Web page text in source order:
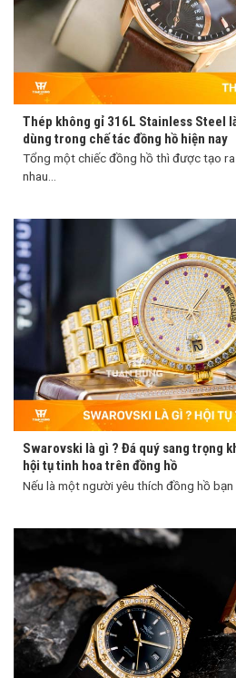
Thép không gỉ 316L Stainless Steel
dùng trong chế tác đồng hồ hiện nay
Tổng một chiếc đồng hồ thì được tạo
nhau...
Swarovski là gì ? Đá quý sang trọng
hội tụ tinh hoa trên đồng hồ
Nếu là một người yêu thích đồng hồ bạn